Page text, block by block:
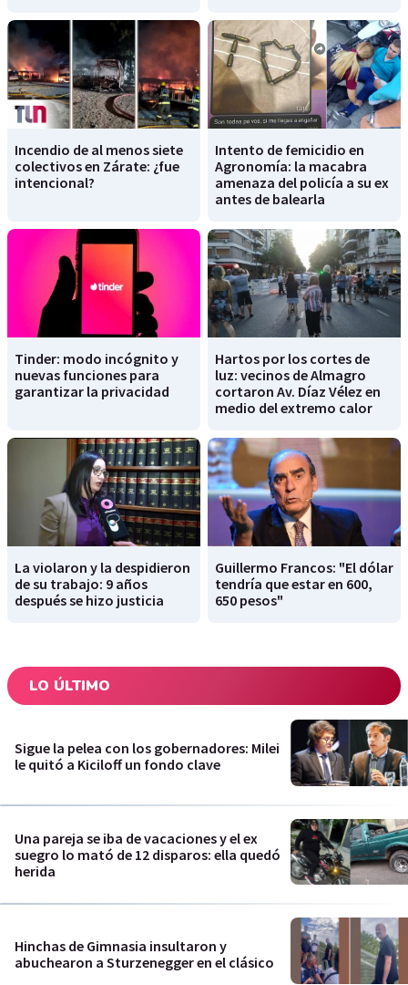
Incendio de al menos siete
colectivos en Zárate: ¿fue
intencional?
Intento de femicidio en
Agronomía: la macabra
amenaza del policía a su ex
antes de balearla
Tinder: modo incógnito y
nuevas funciones para
garantizar la privacidad
Hartos por los cortes de
luz: vecinos de Almagro
cortaron Av. Díaz Vélez en
medio del extremo calor
La violaron y la despidieron
de su trabajo: 9 años
después se hizo justicia
Guillermo Francos: "El dólar
tendría que estar en 600,
650 pesos"
LO ÚLTIMO
Sigue la pelea con los gobernadores: Milei
le quitó a Kiciloff un fondo clave
Una pareja se iba de vacaciones y el ex
suegro lo mató de 12 disparos: ella quedó
herida
Hinchas de Gimnasia insultaron y
abuchearon a Sturzenegger en el clásico